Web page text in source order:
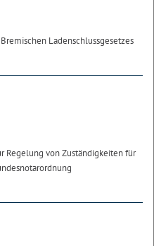
Ladenschlussgesetzes
Regelung von Zuständigkeiten für